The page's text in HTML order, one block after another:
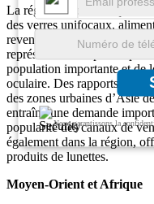
Nous garantissons la
La région Asie-Pacifique
des verres unifocaux,
revenus disponibles. Des
représentent une part
population importante et de
oculaire. Des rapports
des zones urbaines d’Asie
entraîne une demande
popularité des canaux de
également dans la région,
produits de lunettes.
Moyen-Orient et Afrique